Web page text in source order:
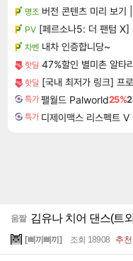
명조 버전 콘텐츠 미리 보기 | 3.6 버전 「신기
PV [페르소나5: 더 팬텀 X]
차벤 내차 인증합니당~
핫딜 47%할인 별미촌 알타
핫딜 [국내 최저가 링크] 프
특가 팰월드 Palworld25%
특가
움짤 김유나 치어 댄스(트
[삐끼삐끼] 조회 18908 추천